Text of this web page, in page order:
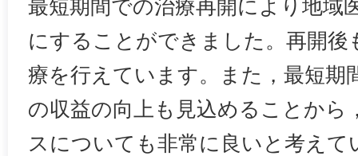
最短期間での治療再開により地域
にすることができました。再開後
療を行えています。また，最短期
の収益の向上も見込めることから
スについても非常に良いと考えて